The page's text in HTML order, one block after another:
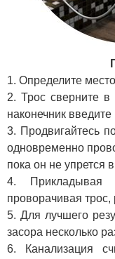
1. Определите
2. Трос сверните в
наконечник введите
3. Продвигайтесь
одновременно
пока он не упрется
4.
проворачивая трос,
5. Для лучшего
засора несколько
6. Канализация